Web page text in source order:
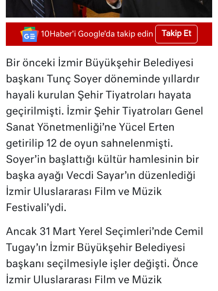
10Haber'i Google'da takip edin Takip Et
Bir önceki İzmir Büyükşehir Belediyesi
başkanı Tunç Soyer döneminde yıllardır
hayali kurulan Şehir Tiyatroları hayata
geçirilmişti. İzmir Şehir Tiyatroları Genel
Sanat Yönetmenliği’ne Yücel Erten
getirilip 12 de oyun sahnelenmişti.
Soyer’in başlattığı kültür hamlesinin bir
başka ayağı Vecdi Sayar’ın düzenlediği
İzmir Uluslararası Film ve Müzik
Festivali’ydi.
Ancak 31 Mart Yerel Seçimleri’nde Cemil
Tugay’ın İzmir Büyükşehir Belediyesi
başkanı seçilmesiyle işler değişti. Önce
İzmir Uluslararası Film ve Müzik